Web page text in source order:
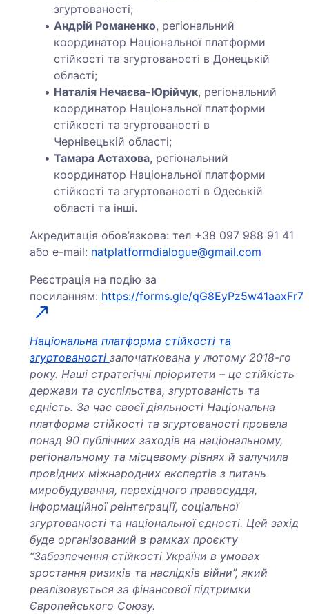
згуртованості;
Андрій Романенко, регіональний
координатор Національної платформи
стійкості та згуртованості в Донецькій
області;
Наталія Нечаєва-Юрійчук, регіональний
координатор Національної платформи
стійкості та згуртованості в
Чернівецькій області;
Тамара Астахова, регіональний
координатор Національної платформи
стійкості та згуртованості в Одеській
області та інші.
Акредитація обов’язкова: тел +38 097 988 91 41
або e-mail: natplatformdialogue@gmail.com
Реєстрація на подію за
посиланням: https://forms.gle/qG8EyPz5w41aaxFr7
Національна платформа стійкості та
згуртованостізапочаткована у лютому 2018-го
року. Наші стратегічні пріоритети – це стійкість
держави та суспільства, згуртованість та
єдність. За час своєї діяльності Національна
платформа стійкості та згуртованості провела
понад 90 публічних заходів на національному,
регіональному та місцевому рівнях й залучила
провідних міжнародних експертів з питань
миробудування, перехідного правосуддя,
інформаційної реінтеграції, соціальної
згуртованості та національної єдності. Цей захід
буде організований в рамках проєкту
“Забезпечення стійкості України в умовах
зростання ризиків та наслідків війни”, який
реалізовується за фінансової підтримки
Європейського Союзу.